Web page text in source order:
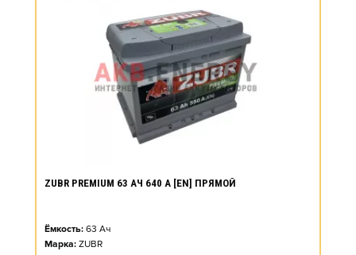
ZUBR PREMIUM 63 АЧ 640 А [EN] ПРЯМОЙ
Ёмкость: 63 Ач
Марка: ZUBR